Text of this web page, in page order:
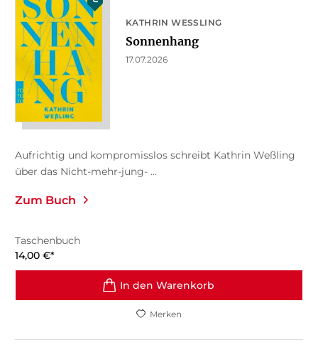
KATHRIN WESSLING
Sonnenhang
17.07.2026
Aufrichtig und kompromisslos schreibt Kathrin Weßling
über das Nicht-mehr-jung- ...
Zum Buch
Taschenbuch
14,00 €*
In den Warenkorb
Merken